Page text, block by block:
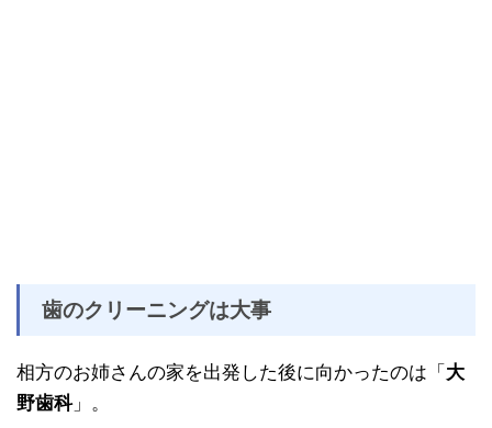
歯のクリーニングは大事
相方のお姉さんの家を出発した後に向かったのは「 大
野歯科」。